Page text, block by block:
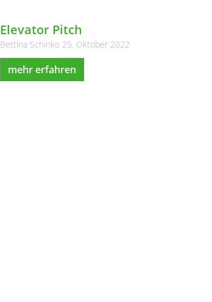
Elevator Pitch
Bettina Schinko 25. Oktober 2022
mehr erfahren